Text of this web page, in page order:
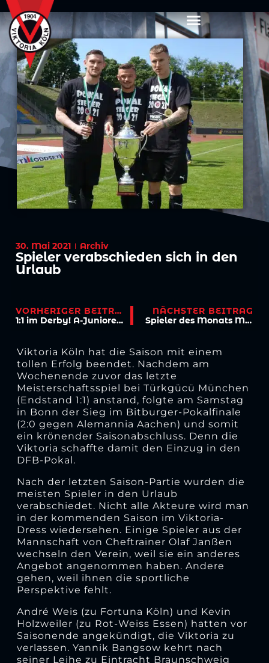
30. Mai 2021 Archiv
Spieler verabschieden sich in den
Urlaub
VORHERIGER BEITRAG
1:1 im Derby! A-Junioren erkämpfen Remis beim 1. FC Köln
NÄCHSTER BEITRAG
Spieler des Monats Mai gesucht!
Viktoria Köln hat die Saison mit einem
tollen Erfolg beendet. Nachdem am
Wochenende zuvor das letzte
Meisterschaftsspiel bei Türkgücü München
(Endstand 1:1) anstand, folgte am Samstag
in Bonn der Sieg im Bitburger-Pokalfinale
(2:0 gegen Alemannia Aachen) und somit
ein krönender Saisonabschluss. Denn die
Viktoria schaffte damit den Einzug in den
DFB-Pokal.
Nach der letzten Saison-Partie wurden die
meisten Spieler in den Urlaub
verabschiedet. Nicht alle Akteure wird man
in der kommenden Saison im Viktoria-
Dress wiedersehen. Einige Spieler aus der
Mannschaft von Cheftrainer Olaf Janßen
wechseln den Verein, weil sie ein anderes
Angebot angenommen haben. Andere
gehen, weil ihnen die sportliche
Perspektive fehlt.
André Weis (zu Fortuna Köln) und Kevin
Holzweiler (zu Rot-Weiss Essen) hatten vor
Saisonende angekündigt, die Viktoria zu
verlassen. Yannik Bangsow kehrt nach
seiner Leihe zu Eintracht Braunschweig